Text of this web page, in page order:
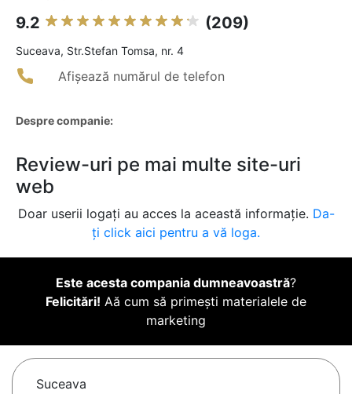
9.2 (209)
Suceava, Str.Stefan Tomsa, nr. 4
Afișează numărul de telefon
Despre companie:
Review-uri pe mai multe site-uri
web
Doar userii logați au acces la această informație. Da-
ți click aici pentru a vă loga.
Este acesta compania dumneavoastră?
Felicitări! Aă cum să primești materialele de
marketing
Suceava